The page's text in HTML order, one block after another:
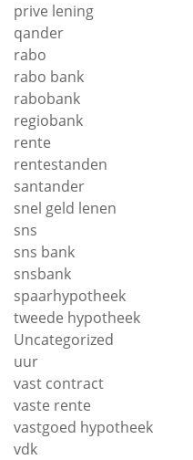
prive lening
qander
rabo
rabo bank
rabobank
regiobank
rente
rentestanden
santander
snel geld lenen
sns
sns bank
snsbank
spaarhypotheek
tweede hypotheek
Uncategorized
uur
vast contract
vaste rente
vastgoed hypotheek
vdk